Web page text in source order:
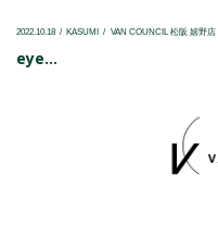
2022.10.18 KASUMI VAN COUNCIL 松阪 嬉野店
eye...